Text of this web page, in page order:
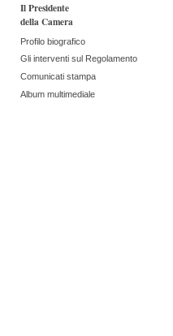
Il Presidente
della Camera
Profilo biografico
Gli interventi sul Regolamento
Comunicati stampa
Album multimediale